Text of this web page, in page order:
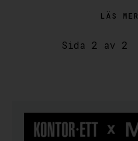
LÄS MER
Sida 2 av 2